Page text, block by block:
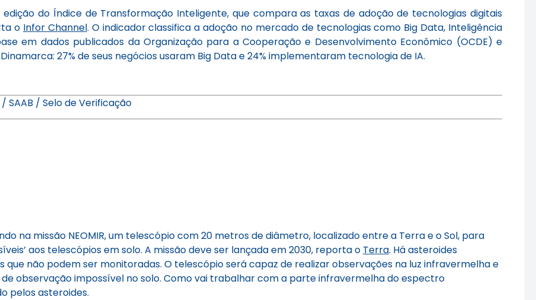
do Índice de Transformação Inteligente, que compara as taxas de adoção de tecnologias digitais
o Infor Channel. O indicador classifica a adoção no mercado de tecnologias como Big Data, Inteligência
em dados publicados da Organização para a Cooperação e Desenvolvimento Econômico (OCDE) e
27% de seus negócios usaram Big Data e 24% implementaram tecnologia de IA.
SAAB / Selo de Verificação
na missão NEOMIR, um telescópio com 20 metros de diâmetro, localizado entre a Terra e o Sol, para
aos telescópios em solo. A missão deve ser lançada em 2030, reporta o Terra. Há asteroides
que não podem ser monitoradas. O telescópio será capaz de realizar observações na luz infravermelha e
de observação impossível no solo. Como vai trabalhar com a parte infravermelha do espectro
pelos asteroides.